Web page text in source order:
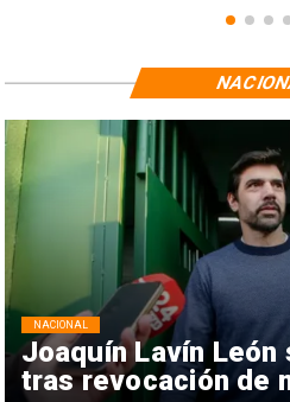
Joaquín Lavín León
tras revocación de
NACIONAL